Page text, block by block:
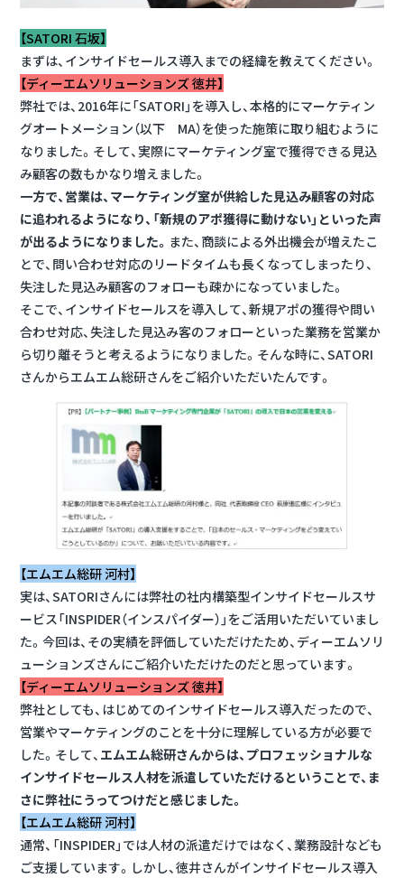
【SATORI 石坂】
まずは、インサイドセールス導入までの経緯を教えてください。
【ディーエムソリューションズ 徳井】
弊社では、2016年に「SATORI」を導入し、本格的にマーケティン
グオートメーション（以下 MA）を使った施策に取り組むように
なりました。そして、実際にマーケティング室で獲得できる見込
み顧客の数もかなり増えました。
一方で、営業は、マーケティング室が供給した見込み顧客の対応
に追われるようになり、「新規のアポ獲得に動けない」といった声
が出るようになりました。 また、商談による外出機会が増えたこ
とで、問い合わせ対応のリードタイムも長くなってしまったり、
失注した見込み顧客のフォローも疎かになっていました。
そこで、インサイドセールスを導入して、新規アポの獲得や問い
合わせ対応、失注した見込み客のフォローといった業務を営業か
ら切り離そうと考えるようになりました。そんな時に、SATORI
さんからエムエム総研さんをご紹介いただいたんです。
【エムエム総研 河村】
実は、SATORIさんには弊社の社内構築型インサイドセールスサ
ービス「INSPIDER（インスパイダー）」をご活用いただいていまし
た。今回は、その実績を評価していただけたため、ディーエムソリ
ューションズさんにご紹介いただけたのだと思っています。
【ディーエムソリューションズ 徳井】
弊社としても、はじめてのインサイドセールス導入だったので、
営業やマーケティングのことを十分に理解している方が必要で
した。そして、 エムエム総研さんからは、プロフェッショナルな
インサイドセールス人材を派遣していただけるということで、ま
さに弊社にうってつけだと感じました。
【エムエム総研 河村】
通常、「INSPIDER」では人材の派遣だけではなく、業務設計なども
ご支援しています。しかし、徳井さんがインサイドセールス導入